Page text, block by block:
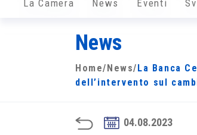
La Camera News Eventi
News
Home/ News/ La Banca
dell’intervento sul
04.08.2023